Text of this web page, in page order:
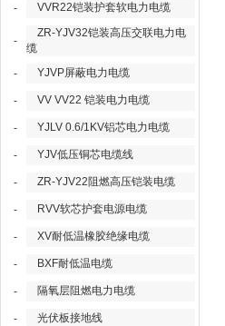
- VVR22铠装护套软电力电缆
-
ZR-YJV32铠装高压交联电力电
缆
-
YJVP屏蔽电力电缆
- VV VV22 铠装电力电缆
- YJLV 0.6/1KV铝芯电力电缆
- YJV低压铜芯电缆线
- ZR-YJV22阻燃高压铠装电缆
- RVV软芯护套电源电缆
- XV耐低温橡胶绝缘电缆
- BXF耐低温电缆
- 隔氧层阻燃电力电缆
- 光伏板接地线